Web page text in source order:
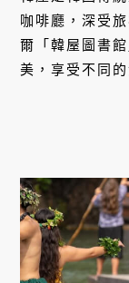
咖啡廳，深受
爾「韓屋圖書
美，享受不同的